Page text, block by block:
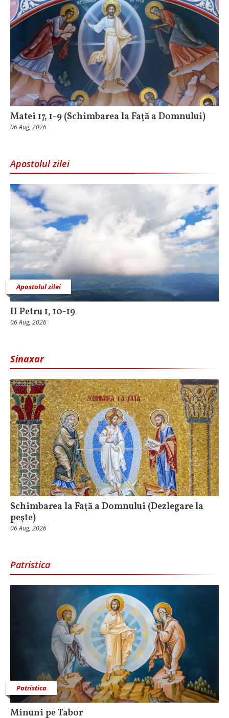
Matei 17, 1-9 (Schimbarea la Față a Domnului)
06 Aug, 2026
Apostolul zilei
Apostolul zilei
II Petru 1, 10-19
06 Aug, 2026
Sinaxar
Schimbarea la Faţă a Domnului (Dezlegare la
peşte)
06 Aug, 2026
Patristica
Patristica
Minuni pe Tabor